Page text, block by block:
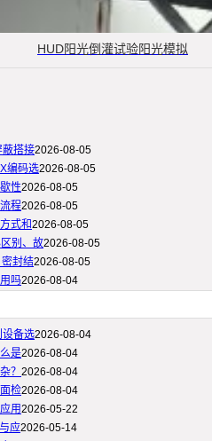
HUD阳光倒灌试验阳光模拟
蔽搭接2026-08-05
编码选2026-08-05
性2026-08-05
程2026-08-05
式和2026-08-05
别、故2026-08-05
封结2026-08-05
吗2026-08-04
设备选2026-08-04
是2026-08-04
？ 2026-08-04
检2026-08-04
用2026-05-22
应2026-05-14